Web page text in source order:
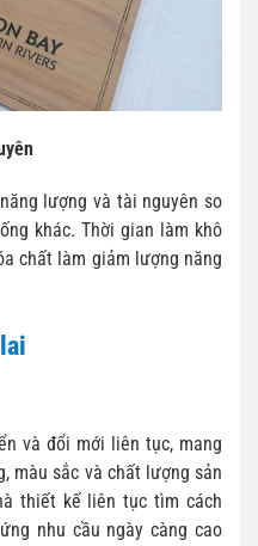
lượng và tài nguyên so
khác. Thời gian làm khô
chất làm giảm lượng năng
và đổi mới liên tục, mang
màu sắc và chất lượng sản
thiết kế liên tục tìm cách
nhu cầu ngày càng cao